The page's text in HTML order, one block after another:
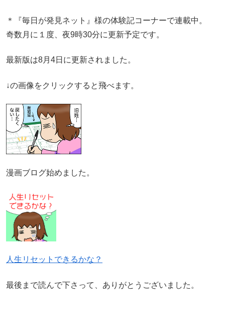
＊『毎日が発見ネット』様の体験記コーナーで連載中。
奇数月に１度、夜9時30分に更新予定です。
最新版は8月4日に更新されました。
↓の画像をクリックすると飛べます。
漫画ブログ始めました。
人生リセットできるかな？
最後まで読んで下さって、ありがとうございました。